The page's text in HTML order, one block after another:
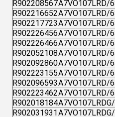
R902208567A7VO107LRD/
R902216652A7VO107LRD/
R902217723A7VO107LRD/
R902226456A7VO107LRD/
R902226466A7VO107LRD/
R902052108A7VO107LRD/
R902092860A7VO107LRD/
R902223155A7VO107LRD/
R902096593A7VO107LRD/
R902223462A7VO107LRD/
R902018184
R902031931